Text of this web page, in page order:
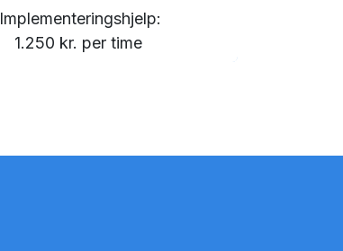
Implementeringshjelp:
1.250 kr. per time